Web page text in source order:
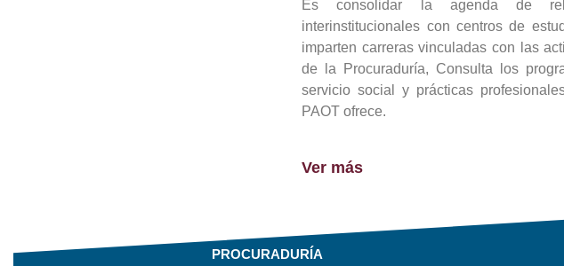
Es consolidar la agenda de
interinstitucionales con centros de
imparten carreras vinculadas con las
de la Procuraduría, Consulta los
servicio social y prácticas
PAOT ofrece.
Ver más
PROCURADURÍA